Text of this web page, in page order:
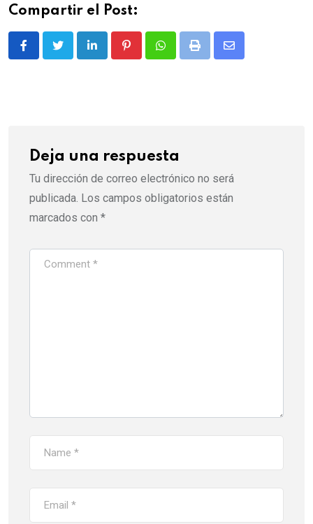
Compartir el Post:
LinkedIn PinterestWhatsappPrint
Share
Deja una respuesta
Tu dirección de correo electrónico no será
publicada. Los campos obligatorios están
marcados con *